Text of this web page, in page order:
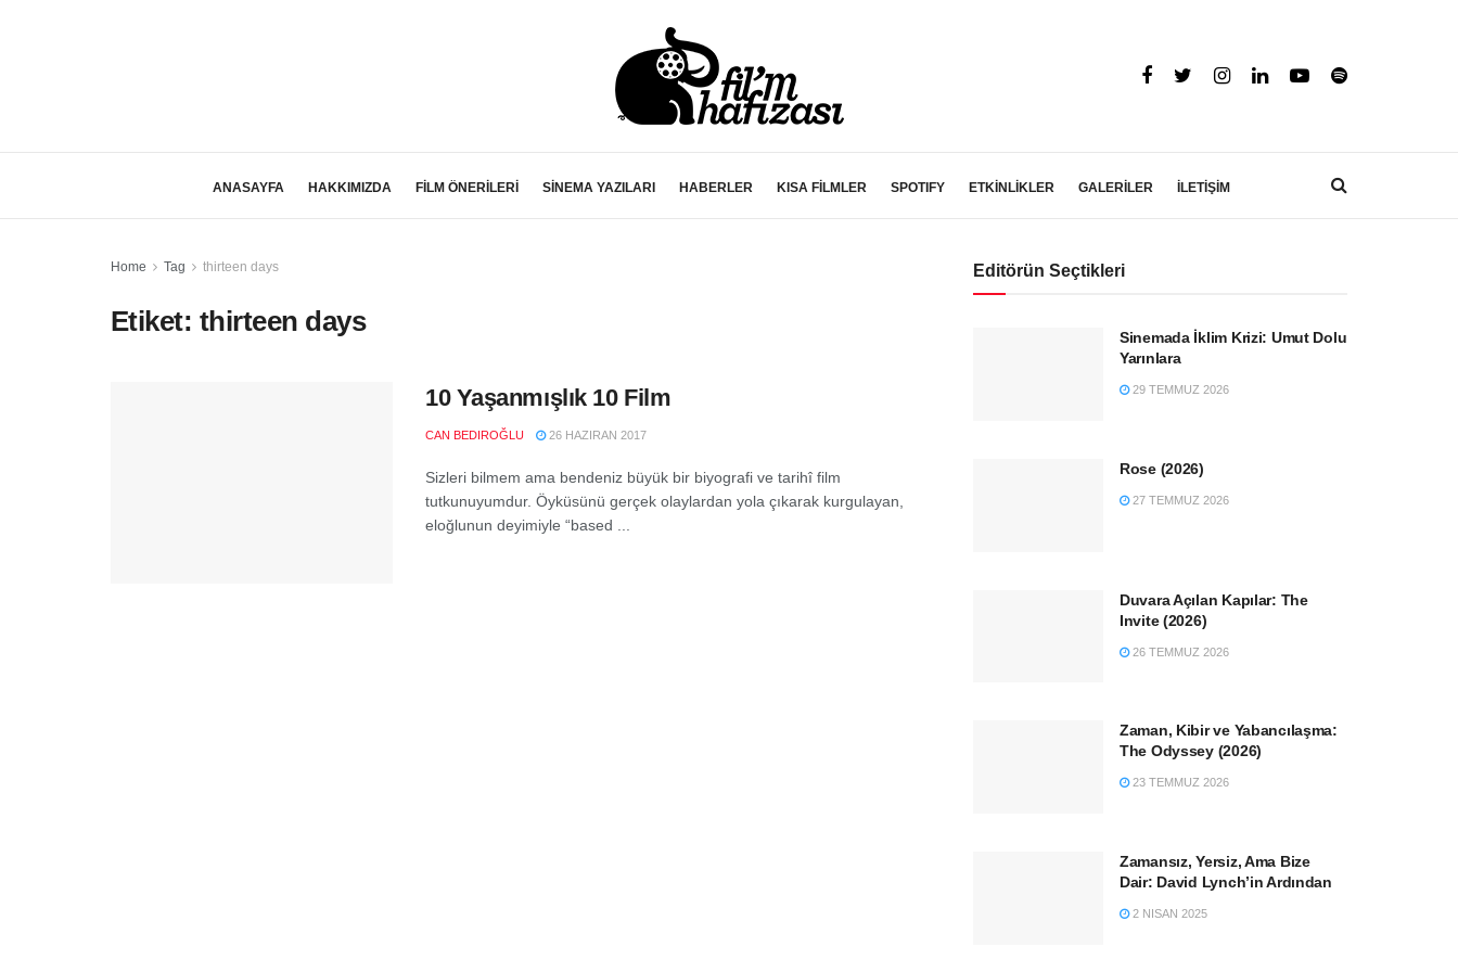
ANASAYFA HAKKIMIZDA FİLM ÖNERİLERİ SİNEMA YAZILARI HABERLER KISA FİLMLER SPOTIFY ETKİNLİKLER GALERİLER İLETİŞİM
Home Tag thirteen days
Etiket: thirteen days
10 Yaşanmışlık 10 Film
CAN BEDIROĞLU 26 HAZIRAN 2017
Sizleri bilmem ama bendeniz büyük bir biyografi ve tarihî film
tutkunuyumdur. Öyküsünü gerçek olaylardan yola çıkarak kurgulayan,
eloğlunun deyimiyle “based ...
Editörün Seçtikleri
Sinemada İklim Krizi: Umut Dolu
Yarınlara
29 TEMMUZ 2026
Rose (2026)
27 TEMMUZ 2026
Duvara Açılan Kapılar: The
Invite (2026)
26 TEMMUZ 2026
Zaman, Kibir ve Yabancılaşma:
The Odyssey (2026)
23 TEMMUZ 2026
Zamansız, Yersiz, Ama Bize
Dair: David Lynch’in Ardından
2 NISAN 2025